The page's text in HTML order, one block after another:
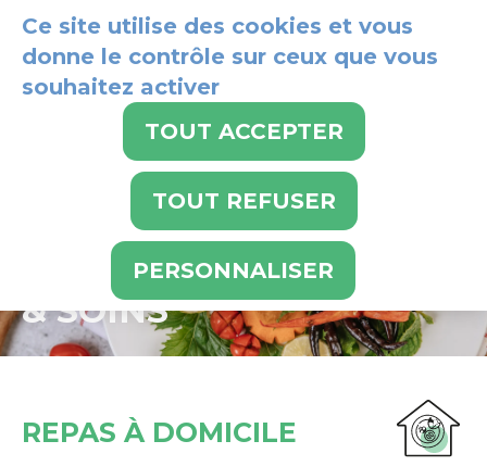
& SOINS
REPAS À DOMICILE
Panneau de gestion des cookies
Ce site utilise des cookies et vous
donne le contrôle sur ceux que vous
souhaitez activer
TOUT ACCEPTER
TOUT REFUSER
PERSONNALISER